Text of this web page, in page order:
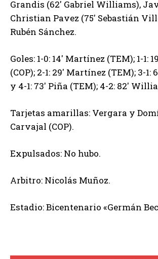
Grandis (62′ Gabriel Williams),
Christian Pavez (75′ Sebastián
Rubén Sánchez.
Goles: 1-0: 14′ Martínez (TEM); 1-1:
(COP); 2-1: 29′ Martínez (TEM); 3-1:
y 4-1: 73′ Piña (TEM); 4-2: 82′
Tarjetas amarillas: Vergara y
Carvajal (COP).
Expulsados: No hubo.
Arbitro: Nicolás Muñoz.
Estadio: Bicentenario «Germán